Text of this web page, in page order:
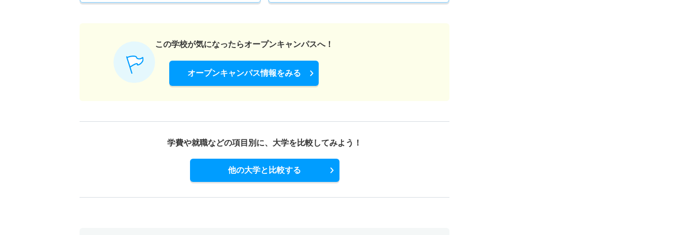
この学校が気になったらオープンキャンパスへ！
オープンキャンパス情報をみる
学費や就職などの項目別に、 大学を比較してみよう！
他の大学と比較する